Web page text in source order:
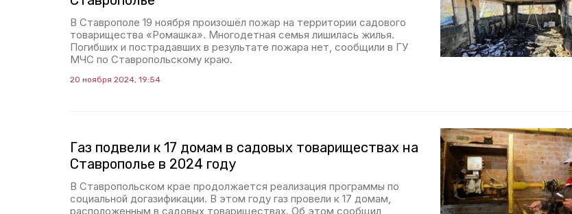
В Ставрополе 19 ноября произошёл пожар на территории садового
товарищества «Ромашка». Многодетная семья лишилась жилья.
Погибших и пострадавших в результате пожара нет, сообщили в ГУ
МЧС по Ставропольскому краю.
20 ноября 2024, 19:54
Газ подвели к 17 домам в садовых товариществах на
Ставрополье в 2024 году
В Ставропольском крае продолжается реализация программы по
социальной догазификации. В этом году газ провели к 17 домам,
расположенным в садовых товариществах. Об этом сообщил